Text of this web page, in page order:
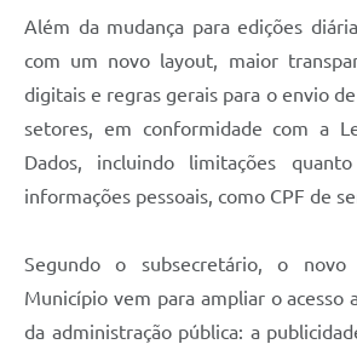
Além da mudança para edições
com um novo layout, maior
digitais e regras gerais para o envio
setores, em conformidade com a
Dados, incluindo limitações
informações pessoais, como CPF de
Segundo o subsecretário, o
Município vem para ampliar o acesso
da administração pública: a